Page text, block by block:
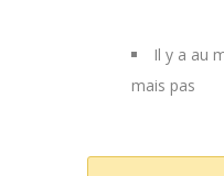
Il y a
mais